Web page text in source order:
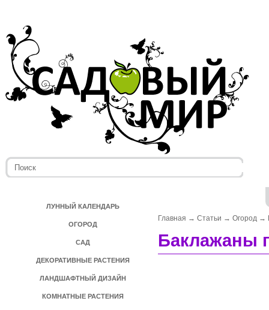
ЛУННЫЙ КАЛЕНДАРЬ
ОГОРОД
САД
ДЕКОРАТИВНЫЕ РАСТЕНИЯ
ЛАНДШАФТНЫЙ ДИЗАЙН
КОМНАТНЫЕ РАСТЕНИЯ
Главная → Статьи → Огород →
Баклажаны